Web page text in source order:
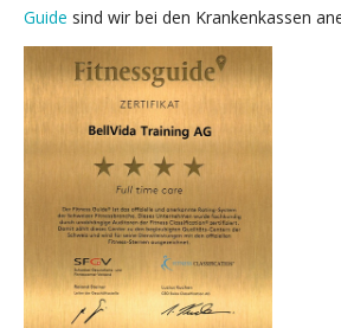
Guide sind wir bei den Krankenkassen